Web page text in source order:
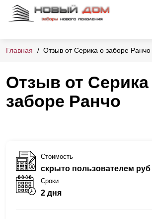
Главная Отзыв от Серика о заборе Ранчо
Отзыв от Серика
заборе Ранчо
Стоимость
скрыто пользователем руб
Сроки
2 дня